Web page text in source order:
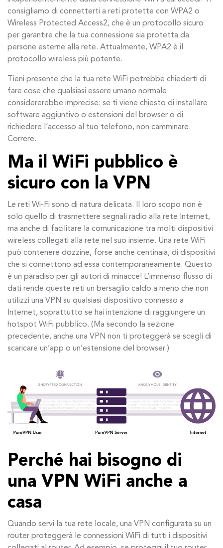
consigliamo di connetterti a reti protette con WPA2 o
Wireless Protected Access2, che è un protocollo sicuro
per garantire che la tua connessione sia protetta da
persone esterne alla rete. Attualmente, WPA2 è il
protocollo wireless più potente.
Tieni presente che la tua rete WiFi potrebbe chiederti di
fare cose che qualsiasi essere umano normale
considererebbe imprecise: se ti viene chiesto di installare
software aggiuntivo o estensioni del browser o di
richiedere l’accesso al tuo telefono, non camminare.
Correre.
Ma il WiFi pubblico è
sicuro con la VPN
Le reti Wi-Fi sono di natura delicata. Il loro scopo non è
solo quello di trasmettere segnali radio alla rete Internet,
ma anche di facilitare la comunicazione tra molti dispositivi
wireless collegati alla rete nel suo insieme. Una rete WiFi
può contenere dozzine, forse anche centinaia, di dispositivi
che si connettono ad essa contemporaneamente. Questo
è un paradiso per gli autori di minacce! L’immenso flusso di
dati rende queste reti un bersaglio caldo a meno che non
utilizzi una VPN su qualsiasi dispositivo connesso a
Internet, soprattutto se hai intenzione di raggiungere un
hotspot WiFi pubblico. (Ma secondo la sezione
precedente, anche una VPN non ti proteggerà se scegli di
scaricare un’app o un’estensione del browser.)
Perché hai bisogno di
una VPN WiFi anche a
casa
Quando servi la tua rete locale, una VPN configurata su un
router proteggerà le connessioni WiFi di tutti i dispositivi